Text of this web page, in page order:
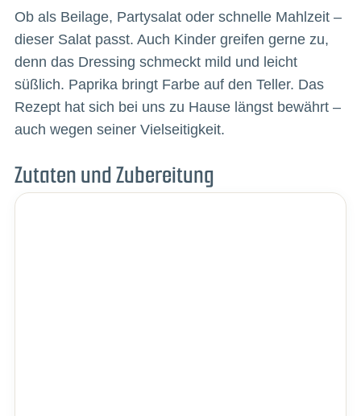
Ob als Beilage, Partysalat oder schnelle Mahlzeit –
dieser Salat passt. Auch Kinder greifen gerne zu,
denn das Dressing schmeckt mild und leicht
süßlich. Paprika bringt Farbe auf den Teller. Das
Rezept hat sich bei uns zu Hause längst bewährt –
auch wegen seiner Vielseitigkeit.
Zutaten und Zubereitung